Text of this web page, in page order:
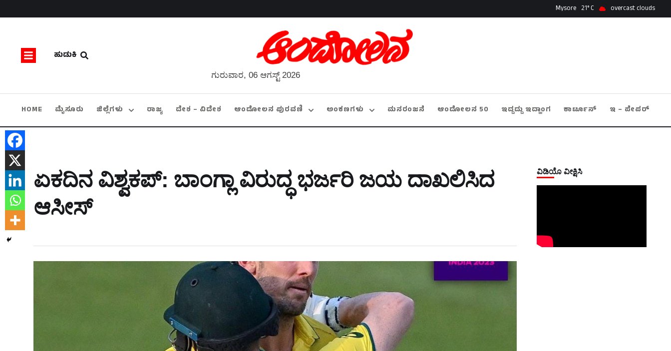
Mysore 21 overcast clouds
ಹುಡುಕಿ
ಗುರುವಾರ, 06 ಆಗಸ್ಟ್ 2026
HOME ಮೈಸೂರು ಜಿಲ್ಲೆಗಳು ರಾಜ್ಯ ದೇಶ – ವಿದೇಶ ಆಂದೋಲನ ಪುರವಣಿ ಅಂಕಣಗಳು ಮನರಂಜನೆ ಆಂದೋಲನ 50 ಇದ್ದದ್ದು ಇದ್ಹಾಂಗ ಕಾರ್ಟೂನ್ ಇ – ಪೇಪರ್
ಏಕದಿನ ವಿಶ್ವಕಪ್‌: ಬಾಂಗ್ಲಾ ವಿರುದ್ಧ ಭರ್ಜರಿ ಜಯ ದಾಖಲಿಸಿದ
ಆಸೀಸ್‌
ವಿಡಿಯೊ ವೀಕ್ಷಿಸಿ